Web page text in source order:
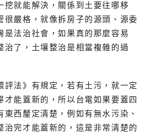
挖就能解決，關係到土要往哪移
很嚴格，就像拆房子的源頭、源委
是法治社會，如果真的那麼容易
治了，土壤整治是相當複雜的過
評法》有規定，若有土污，就一定
才能蓋新的，所以台電如果要蓋四
東西釐定清楚，例如有無水污染、
治完才能蓋新的，這是非常清楚的